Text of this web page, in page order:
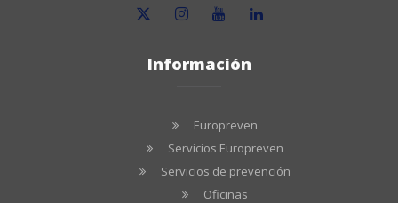
Información
Europreven
Servicios Europreven
Servicios de prevención
Oficinas